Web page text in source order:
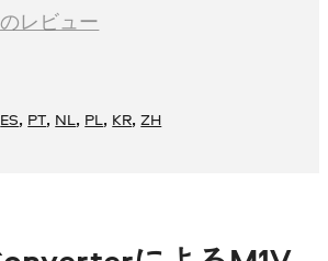
レビュー
ES, PT, NL, PL, KR,ZH